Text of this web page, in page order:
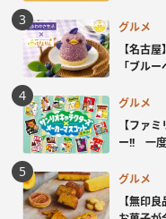
グルメ
【名古
「ブル
グルメ
【ファ
ー!! 一度
グルメ
【無印